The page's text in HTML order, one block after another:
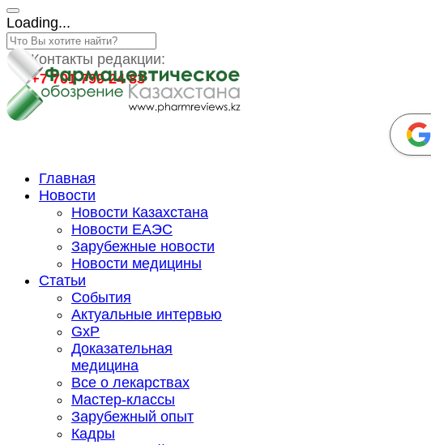
Loading...
Контакты редакции:
+7 701 799 24 83
Главная
Новости
Новости Казахстана
Новости ЕАЭС
Зарубежные новости
Новости медицины
Статьи
События
Актуальные интервью
GxP
Доказательная
медицина
Все о лекарствах
Мастер-классы
Зарубежный опыт
Кадры